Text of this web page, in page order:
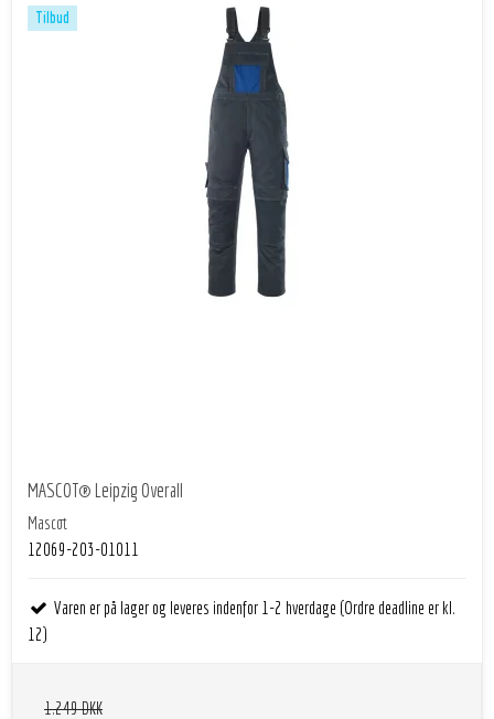
Tilbud
MASCOT® Leipzig Overall
Mascot
12069-203-01011
Varen er på lager og leveres indenfor 1-2 hverdage (Ordre deadline er kl.
12)
1.249 DKK